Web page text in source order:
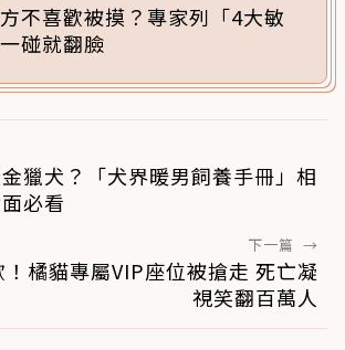
不喜歡被摸？專家列「4大敏
碰就翻臉
獵犬？「犬界暖男飼養手冊」相
必看
下一篇 →
橘貓專屬VIP座位被搶走 死亡凝
視笑翻百萬人